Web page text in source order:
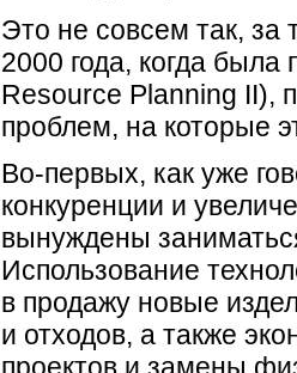
Это не совсем так, за
2000 года, когда
Resource Planning II),
проблем, на которые
Во-первых, как уже
конкуренции и
вынуждены
Использование
в продажу новые
и отходов, а также